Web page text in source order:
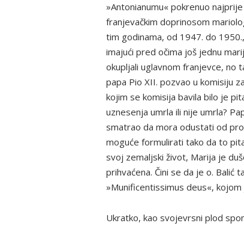
»Antonianumu« pokrenuo
franjevačkim doprinosom
tim godinama, od 1947. do
imajući pred očima još jednu
okupljali uglavnom franjevce, no
papa Pio XII. pozvao u komisiju
kojim se komisija bavila bilo je
uznesenja umrla ili nije umrla?
smatrao da mora odustati od
moguće formulirati tako da to
svoj zemaljski život, Marija je
prihvaćena. Čini se da je o. Balić
»Munificentissimus deus«,
Ukratko, kao svojevrsni plod